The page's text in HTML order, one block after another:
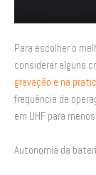
Para escolher o
considerar alguns
gravação e na
frequência de
em UHF para
Autonomia da